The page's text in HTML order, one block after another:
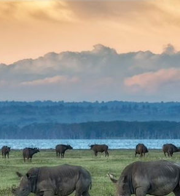
satisfaction(14 avis )
émotion. Très soucieux de préserver
d’expliquer la nécessité d’une
de leur peuple et de leur pays par les
sont plus réservés, vos enfants feront
instants.
Kenya avec Terres d’Aventure, c’est
d’aller à la rencontre de ceux qui
des projets d’éducation, de
de soutien à l’économie masaï, de
Forêts, collines, rivières et lacs